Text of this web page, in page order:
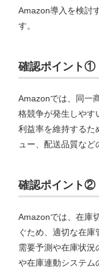
Amazon導入を検討
す。
確認ポイント①
Amazonでは、同一
格競争が発生しやす
利益率を維持するた
ュー、配送品質など
確認ポイント②
Amazonでは、在庫
ぐため、適切な在庫
需要予測や在庫状況
や在庫連動システム